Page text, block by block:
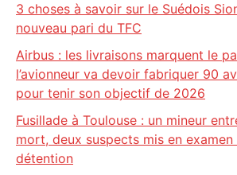
3 choses à savoir sur le Suédois
nouveau pari du TFC
Airbus : les livraisons marquent le
l’avionneur va devoir fabriquer 90
pour tenir son objectif de 2026
Fusillade à Toulouse : un mineur
mort, deux suspects mis en
détention